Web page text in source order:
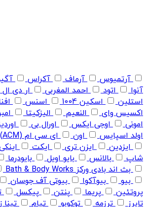
آرتمیوس آرماف آکراس
آنوا
اتود احمد المغربی ار دی ال
استلین
اسکین 1004 اسنس
اکسیس وای
النعیم الیزکیتا
امونی
اوجی ایکس اورال بی
اولد اسپایس
اون ای سی ام (ACM)
ایزدین
ایزن تری ایکت
شاپ
بالانس بایو اویل بایودرما
بث اند بادی ورکز Bath & Body Works
بیو
بیوآکوا بیوتی آف جوسان
پروتئین
پریما پنتن پیکسل
تایرز
ترزمه توکوبو تیام تینا